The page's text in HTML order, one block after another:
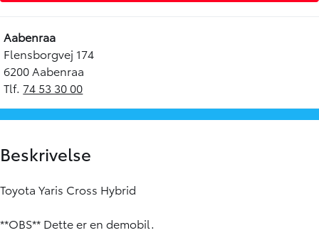
Aabenraa
Flensborgvej 174
6200 Aabenraa
Tlf. 74 53 30 00
Beskrivelse
Toyota Yaris Cross Hybrid
**OBS** Dette er en demobil.